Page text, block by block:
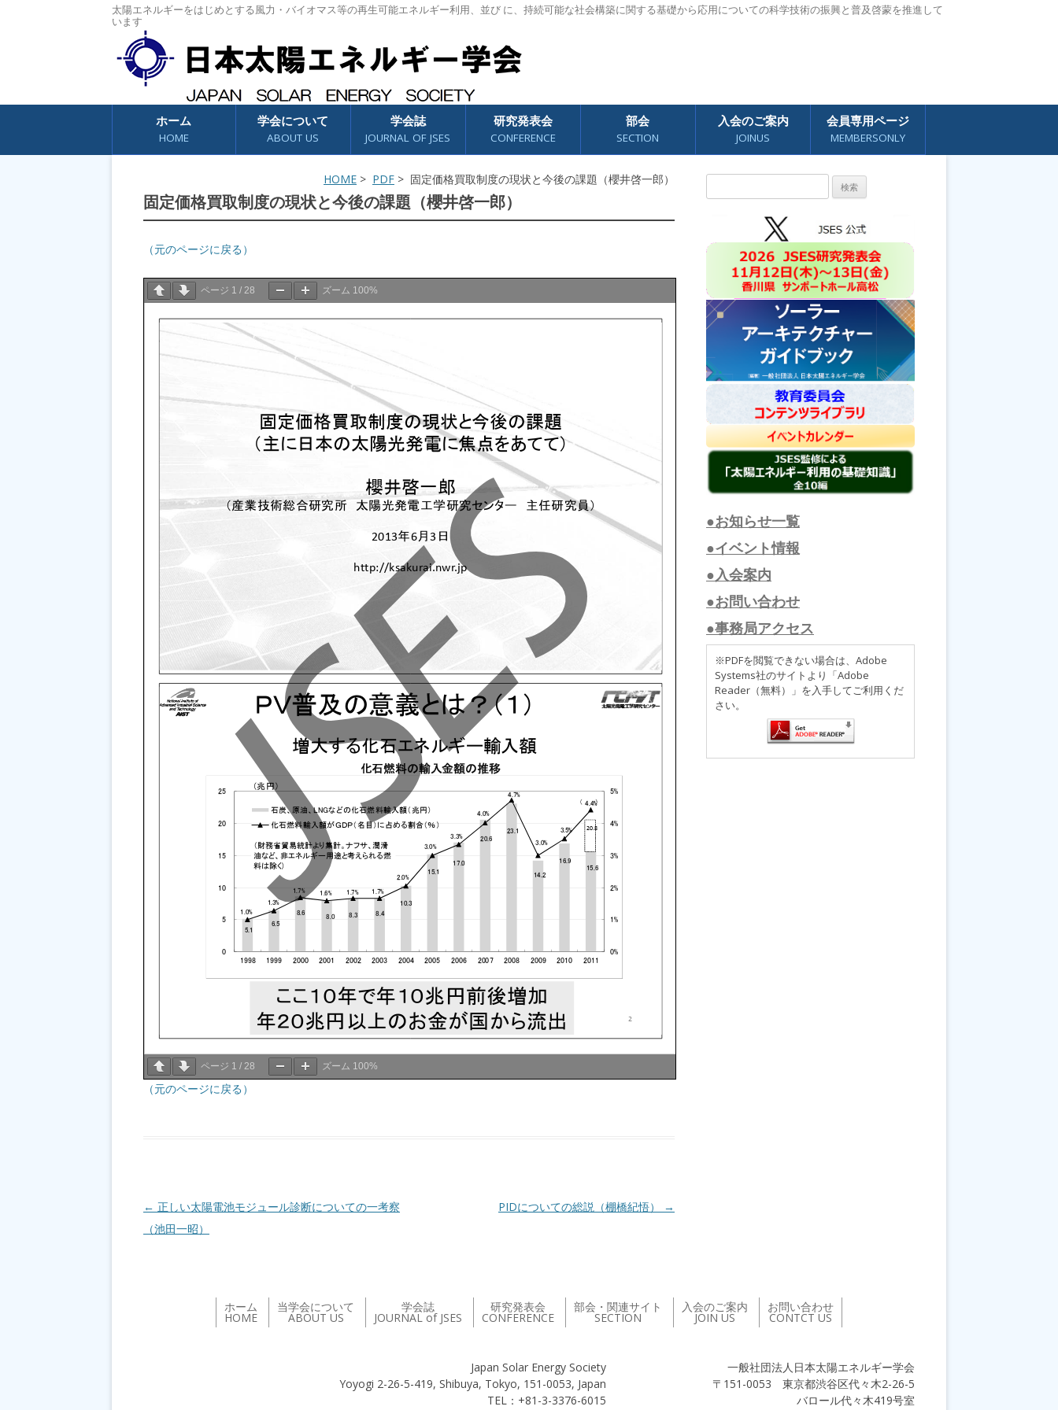
太陽エネルギーをはじめとする風力・バイオマス等の再生可能エネルギー利用、並び に、持続可能な社会構築に関する基礎から応用についての科学技術の振興と普及啓蒙を推進して
います
コンテンツへスキップ
ホーム
HOME
学会について
ABOUT US
学会誌
JOURNAL OF JSES
研究発表会
CONFERENCE
部会
SECTION
入会のご案内
JOINUS
会員専用ページ
MEMBERSONLY
HOME > PDF > 固定価格買取制度の現状と今後の課題（櫻井啓一郎）
固定価格買取制度の現状と今後の課題（櫻井啓一郎）
（元のページに戻る）
ページ 1 / 28 ズーム 100%
ページ 1 / 28 ズーム 100%
（元のページに戻る）
投稿ナビゲーション
← 正しい太陽電池モジュール診断についての一考察
（池田一昭）
PIDについての総説（棚橋紀悟） →
索:
●お知らせ一覧
●イベント情報
●入会案内
●お問い合わせ
●事務局アクセス
※PDFを閲覧できない場合は、Adobe
Systems社のサイトより「Adobe
Reader（無料）」を入手してご利用くだ
さい。
ホーム
HOME
当学会について
ABOUT US
学会誌
JOURNAL of JSES
研究発表会
CONFERENCE
部会・関連サイト
SECTION
入会のご案内
JOIN US
お問い合わせ
CONTCT US
一般社団法人日本太陽エネルギー学会
〒151-0053 東京都渋谷区代々木2-26-5
バロール代々木419号室
Japan Solar Energy Society
Yoyogi 2-26-5-419, Shibuya, Tokyo, 151-0053, Japan
TEL：+81-3-3376-6015